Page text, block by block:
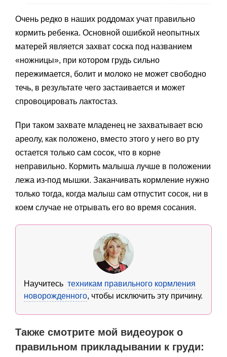
Очень редко в наших роддомах учат правильно
кормить ребенка. Основной ошибкой неопытных
матерей является захват соска под названием
«ножницы», при котором грудь сильно
пережимается, болит и молоко не может свободно
течь, в результате чего застаивается и может
спровоцировать лактостаз.
При таком захвате младенец не захватывает всю
ареолу, как положено, вместо этого у него во рту
остается только сам сосок, что в корне
неправильно. Кормить малыша лучше в положении
лежа из-под мышки. Заканчивать кормление нужно
только тогда, когда малыш сам отпустит сосок, ни в
коем случае не отрывать его во время сосания.
Научитесь техникам правильного кормления
новорожденного, чтобы исключить эту причину.
Также смотрите мой видеоурок о
правильном прикладывании к груди: